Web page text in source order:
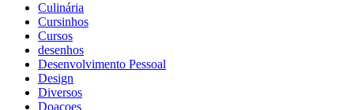
Culinária
Cursinhos
Cursos
desenhos
Desenvolvimento Pessoal
Design
Diversos
Doaçoes